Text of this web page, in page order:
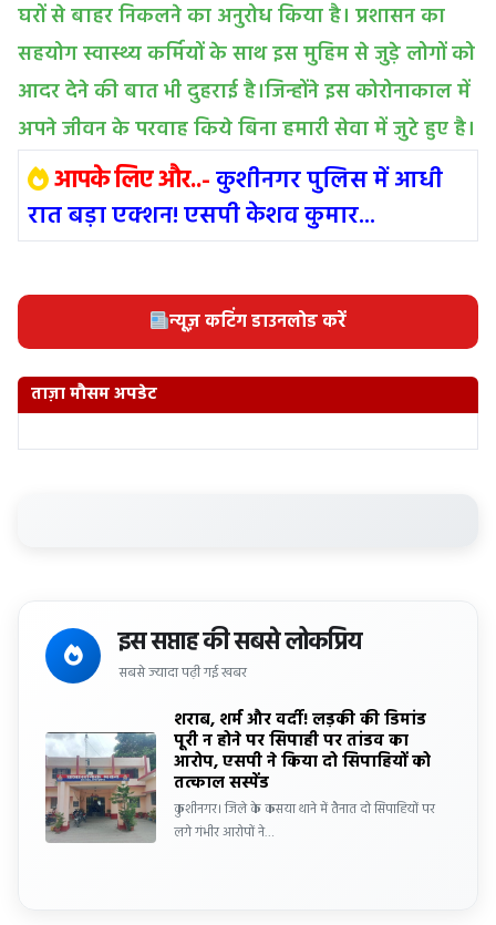
घरों से बाहर निकलने का अनुरोध किया है। प्रशासन का
सहयोग स्वास्थ्य कर्मियों के साथ इस मुहिम से जुड़े लोगों को
आदर देने की बात भी दुहराई है।जिन्होंने इस कोरोनाकाल में
अपने जीवन के परवाह किये बिना हमारी सेवा में जुटे हुए है।
आपके लिए और..-कुशीनगर पुलिस में आधी
रात बड़ा एक्शन! एसपी केशव कुमार...
न्यूज़ कटिंग डाउनलोड करें
ताज़ा मौसम अपडेट
इस सप्ताह की सबसे लोकप्रिय
सबसे ज्यादा पढ़ी गई खबर
शराब, शर्म और वर्दी! लड़की की डिमांड
पूरी न होने पर सिपाही पर तांडव का
आरोप, एसपी ने किया दो सिपाहियों को
तत्काल सस्पेंड
कुशीनगर। जिले के कसया थाने में तैनात दो सिपाहियों पर
लगे गंभीर आरोपों ने…